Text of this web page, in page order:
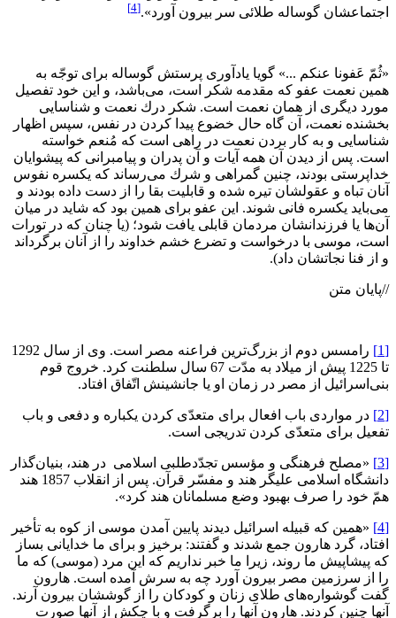
اجتماعشان گوساله طلائى سر بيرون آورد».[4]
«ثُمّ عَفونا عنكم ...» گويا يادآورى پرستش گوساله براى توجّه به
همين نعمت عفو كه مقدمه شكر است، مى‌باشد، و اين خود تفصيل
مورد ديگرى از همان نعمت است. شكر درك نعمت و شناسايى
بخشنده نعمت، آن گاه حال خضوع پيدا كردن در نفس، سپس اظهار
شناسايى و به كار بردن نعمت در راهى است كه مُنعم خواسته
است. پس از ديدن آن همه آيات و آن پدران و پيامبرانى كه پيشوايان
خداپرستى بودند، چنين گمراهى و شرك مى‌رساند كه يكسره نفوس
آنان تباه و عقولشان تيره شده و قابليت بقا را از دست داده بودند و
مى‌بايد يكسره فانى شوند. اين عفو براى همين بود كه شايد در ميان
آن‌ها يا فرزندانشان مردمان قابلى يافت شود؛ (يا چنان كه در تورات
است، موسى با درخواست و تضرع خشم خداوند را از آنان برگرداند
و از فنا نجاتشان داد).
//پایان متن
[1]
رامسس دوم از بزرگ‌ترين فراعنه مصر است. وى از سال 1292
تا 1225 پيش از ميلاد به مدّت 67 سال سلطنت كرد. خروج قوم
بنى‌اسرائيل از مصر در زمان او يا جانشينش اتّفاق افتاد.
[2]
در مواردى باب افعال براى متعدّى كردن يكباره و دفعى و باب
تفعيل براى متعدّى كردن تدريجى است.
[3]
«مصلح فرهنگى و مؤسس تجدّدطلبى اسلامى در هند، بنيان‌گذار
دانشگاه اسلامى عليگر هند و مفسّر قرآن. پس از انقلاب 1857 هند
همّ خود را صرف بهبود وضع مسلمانان هند كرد».
[4]
«همين كه قبيله اسرائيل ديدند پايين آمدن موسى از كوه به تأخير
افتاد، گرد هارون جمع شدند و گفتند: برخيز و براى ما خدايانى بساز
كه پيشاپيش ما روند، زيرا ما خبر نداريم كه اين مرد (موسى) كه ما
را از سرزمين مصر بيرون آورد چه به سرش آمده است. هارون
گفت گوشواره‌هاى طلاى زنان و كودكان را از گوششان بيرون آرند.
آنها چنين كردند. هارون آنها را برگرفت و با چكش از آنها صورت